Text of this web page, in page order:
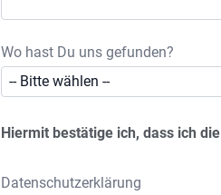
Wo hast Du uns gefunden?
Hiermit bestätige ich, dass ich die
Datenschutzerklärung